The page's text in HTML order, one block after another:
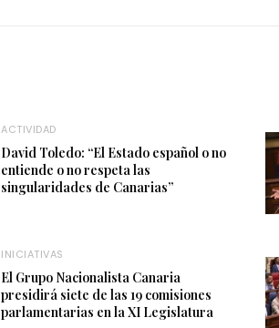
ACTIVIDAD
David Toledo: “El Estado español o no
entiende o no respeta las
singularidades de Canarias”
INICIATIVAS
El Grupo Nacionalista Canaria
presidirá siete de las 19 comisiones
parlamentarias en la XI Legislatura